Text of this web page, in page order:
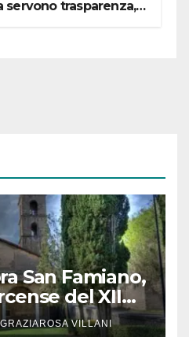
servono trasparenza,
San Famiano,
del XII
GRAZIAROSA VILLANI